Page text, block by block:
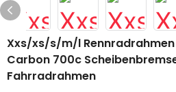
Xxs/xs/s/m/l
Carbon 700c
Fahrradrahmen